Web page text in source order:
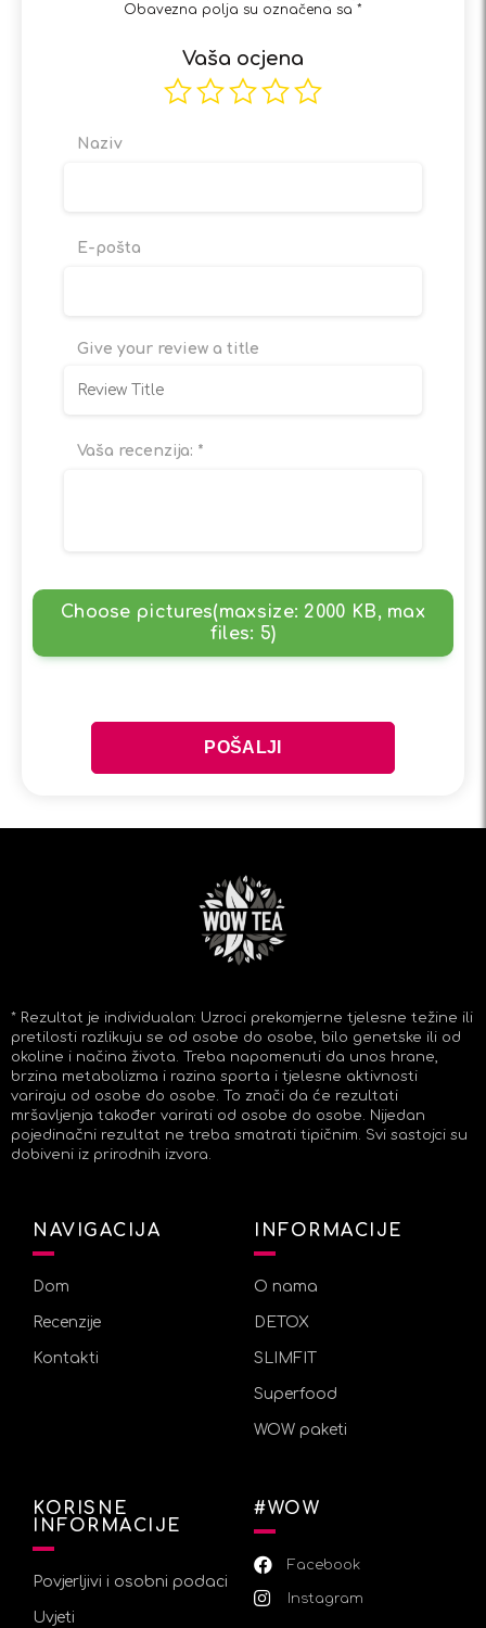
Obavezna polja su označena sa *
Give your review a title
Vaša ocjena
Vaša recenzija: *
Choose pictures(maxsize: 2000 KB, max
files: 5)
Naziv
E-pošta
* Rezultat je individualan: Uzroci prekomjerne tjelesne težine ili
pretilosti razlikuju se od osobe do osobe, bilo genetske ili od
okoline i načina života. Treba napomenuti da unos hrane,
brzina metabolizma i razina sporta i tjelesne aktivnosti
variraju od osobe do osobe. To znači da će rezultati
mršavljenja također varirati od osobe do osobe. Nijedan
pojedinačni rezultat ne treba smatrati tipičnim. Svi sastojci su
dobiveni iz prirodnih izvora.
NAVIGACIJA
Dom
Recenzije
Kontakti
INFORMACIJE
O nama
DETOX
SLIMFIT
Superfood
WOW paketi
KORISNE
INFORMACIJE
Povjerljivi i osobni podaci
Uvjeti
#WOW
Facebook
Instagram